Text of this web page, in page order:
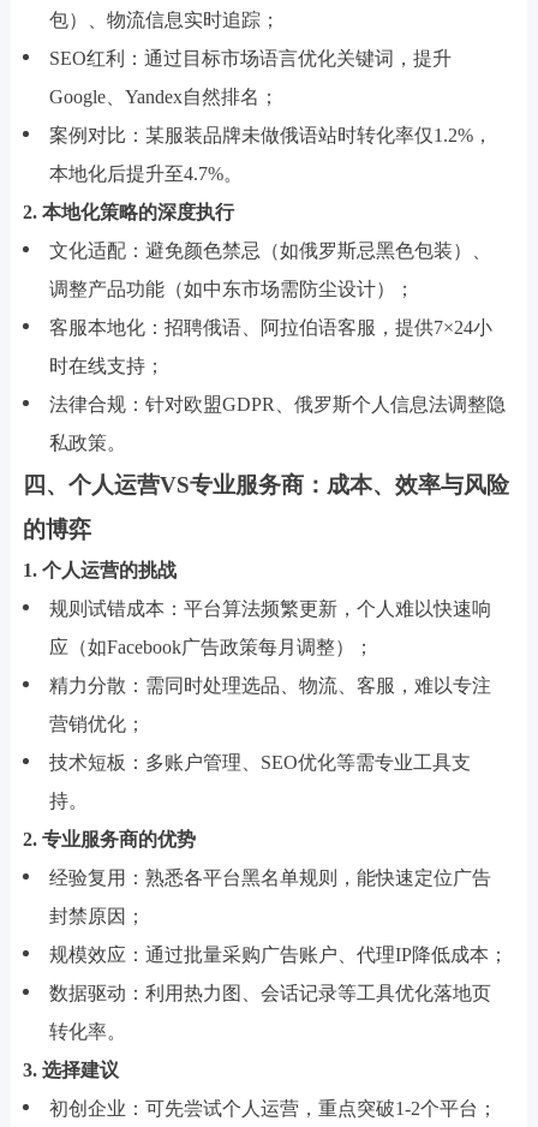
包）、物流信息实时追踪；
SEO红利：通过目标市场语言优化关键词，提升
Google、Yandex自然排名；
案例对比：某服装品牌未做俄语站时转化率仅1.2%，
本地化后提升至4.7%。
2. 本地化策略的深度执行
文化适配：避免颜色禁忌（如俄罗斯忌黑色包装）、
调整产品功能（如中东市场需防尘设计）；
客服本地化：招聘俄语、阿拉伯语客服，提供7×24小
时在线支持；
法律合规：针对欧盟GDPR、俄罗斯个人信息法调整隐
私政策。
四、个人运营VS专业服务商：成本、效率与风险
的博弈
1. 个人运营的挑战
规则试错成本：平台算法频繁更新，个人难以快速响
应（如Facebook广告政策每月调整）；
精力分散：需同时处理选品、物流、客服，难以专注
营销优化；
技术短板：多账户管理、SEO优化等需专业工具支
持。
2. 专业服务商的优势
经验复用：熟悉各平台黑名单规则，能快速定位广告
封禁原因；
规模效应：通过批量采购广告账户、代理IP降低成本；
数据驱动：利用热力图、会话记录等工具优化落地页
转化率。
3. 选择建议
初创企业：可先尝试个人运营，重点突破1-2个平台；